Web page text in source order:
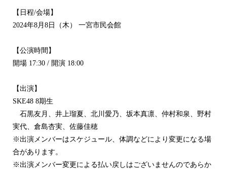
【日程/会場】
2024年8月 8日（木） 一宮市民会館
【公演時間】
開場 17:30 / 開演 18:00
【出演】
SKE48 8期生
石黒友月、井上瑠夏、北川愛乃、坂本真凛、仲村和泉、野村
実代、倉島杏実、佐藤佳穂
※出演メンバーはスケジュール、体調などにより変更になる場
合があります。
※出演メンバー変更による払い戻しはございませんのであらか